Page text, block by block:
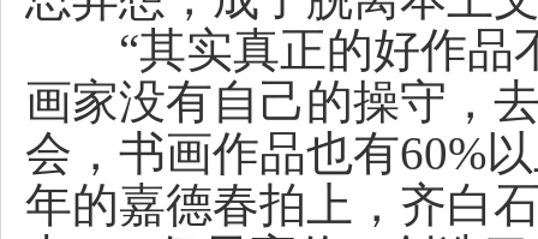
“其实真正的好作品
画家没有自己的操守，
会，书画作品也有60%
年的嘉德春拍上，齐白